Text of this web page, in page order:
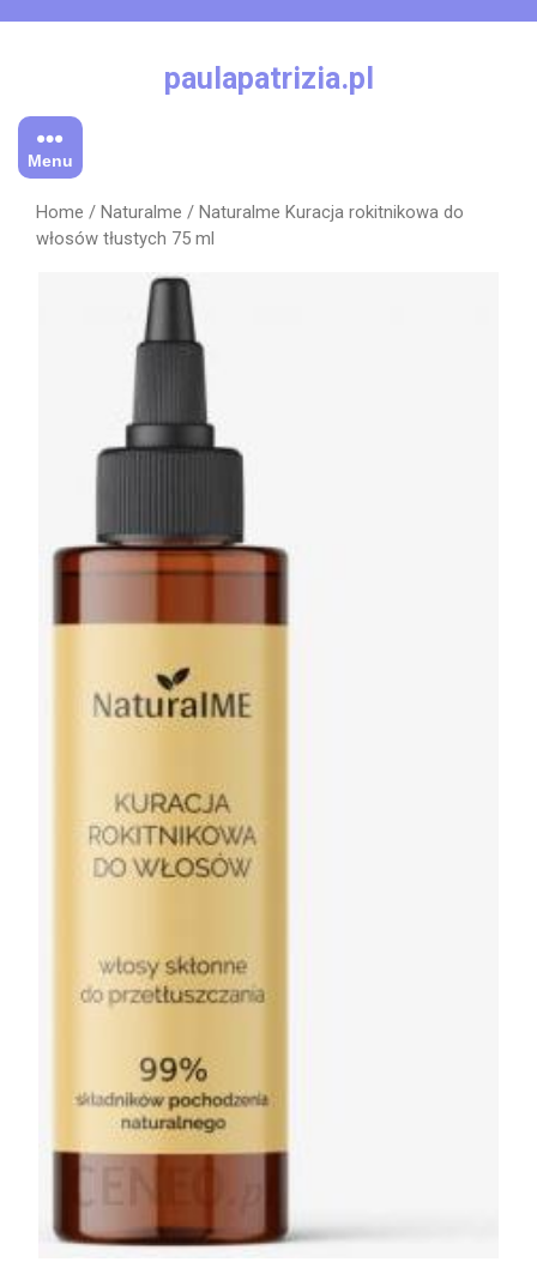
paulapatrizia.pl
Menu
Home / Naturalme / Naturalme Kuracja rokitnikowa do
włosów tłustych 75 ml